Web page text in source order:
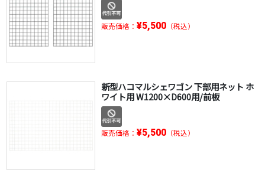
販売価格： ¥5,500（税込）
新型ハコマルシェワゴン 下部用ネット ホ
ワイト用 W1200×D600用/前板
販売価格： ¥5,500（税込）